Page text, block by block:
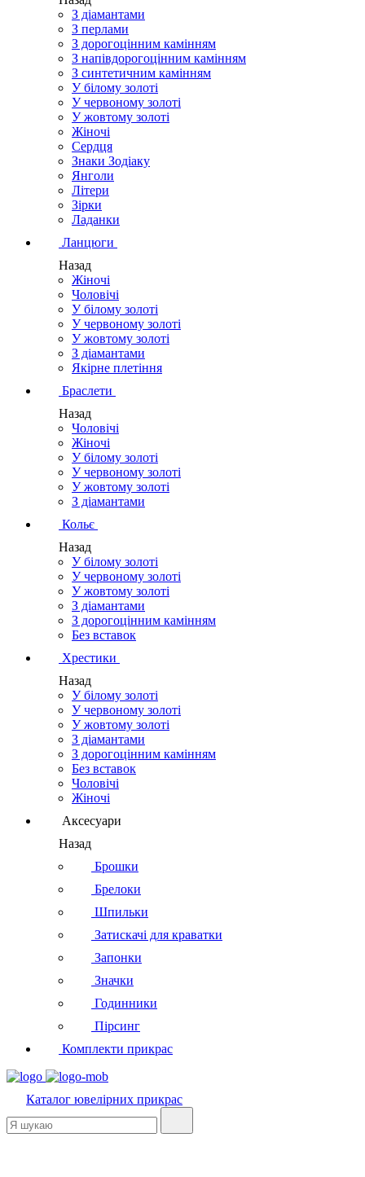
З діамантами
З перлами
З дорогоцінним камінням
З напівдорогоцінним камінням
З синтетичним камінням
У білому золоті
У червоному золоті
У жовтому золоті
Жіночі
Сердця
Знаки Зодіаку
Янголи
Літери
Зірки
Ладанки
Ланцюги
Назад
Жіночі
Чоловічі
У білому золоті
У червоному золоті
У жовтому золоті
З діамантами
Якірне плетіння
Браслети
Назад
Чоловічі
Жіночі
У білому золоті
У червоному золоті
У жовтому золоті
З діамантами
Кольє
Назад
У білому золоті
У червоному золоті
У жовтому золоті
З діамантами
З дорогоцінним камінням
Без вставок
Хрестики
Назад
У білому золоті
У червоному золоті
У жовтому золоті
З діамантами
З дорогоцінним камінням
Без вставок
Чоловічі
Жіночі
Аксесуари
Назад
Брошки
Брелоки
Шпильки
Затискачі для краватки
Запонки
Значки
Годинники
Пірсинг
Комплекти прикрас
Каталог ювелірних прикрас